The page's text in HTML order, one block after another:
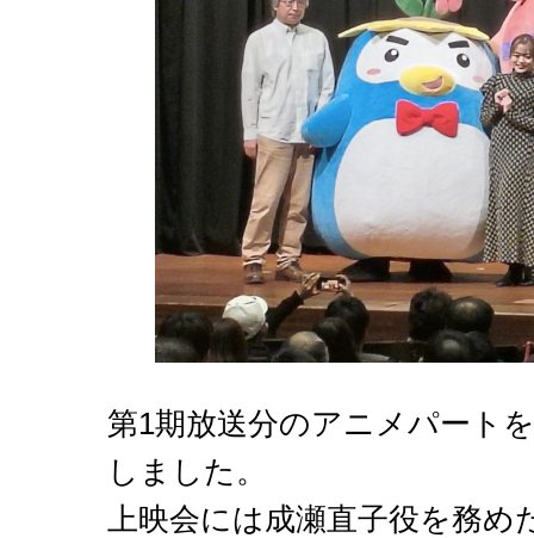
第1期放送分のアニメパート
しました。
上映会には成瀬直子役を務